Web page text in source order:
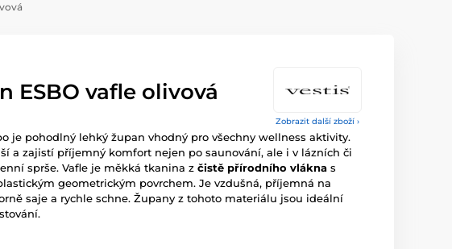
Zobrazit další zboží ›
ESBO vafle olivová
je pohodlný lehký župan vhodný pro všechny wellness aktivity.
a zajistí příjemný komfort nejen po saunování, ale i v lázních či
sprše. Vafle je měkká tkanina z čistě přírodního vlákna s
geometrickým povrchem. Je vzdušná, příjemná na
saje a rychle schne. Župany z tohoto materiálu jsou ideální